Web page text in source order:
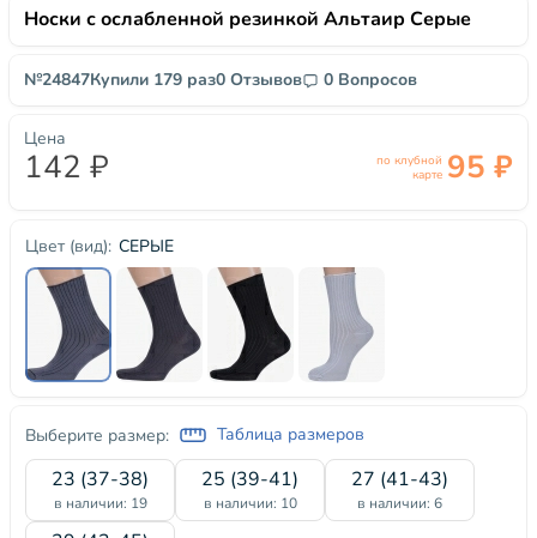
Носки с ослабленной резинкой Альтаир Серые
№24847Купили 179 раз0 Отзывов 0 Вопросов
Цвет (вид): СЕРЫЕ
Выберите размер: Таблица размеров
23 (37-38)
в наличии: 19
25 (39-41)
в наличии: 10
27 (41-43)
в наличии: 6
Цена
142 ₽
по клубной
карте 95 ₽